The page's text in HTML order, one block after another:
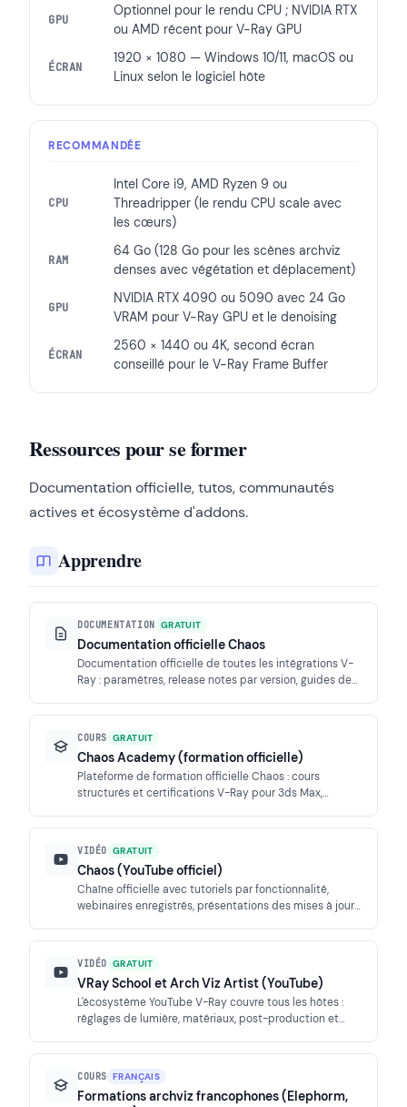
GPU
Optionnel pour le rendu CPU ; NVIDIA RTX
ou AMD récent pour V-Ray GPU
ÉCRAN
1920 × 1080 — Windows 10/11, macOS ou
Linux selon le logiciel hôte
RECOMMANDÉE
CPU
Intel Core i9, AMD Ryzen 9 ou
Threadripper (le rendu CPU scale avec
les cœurs)
RAM
64 Go (128 Go pour les scènes archviz
denses avec végétation et déplacement)
GPU
NVIDIA RTX 4090 ou 5090 avec 24 Go
VRAM pour V-Ray GPU et le denoising
ÉCRAN
2560 × 1440 ou 4K, second écran
conseillé pour le V-Ray Frame Buffer
Ressources pour se former
Documentation officielle, tutos, communautés
actives et écosystème d'addons.
Apprendre
DOCUMENTATION GRATUIT
Documentation officielle Chaos
Documentation officielle de toutes les intégrations V-
Ray : paramètres, release notes par version, guides de
mise à jour.
COURS GRATUIT
Chaos Academy (formation officielle)
Plateforme de formation officielle Chaos : cours
structurés et certifications V-Ray pour 3ds Max,
professionnel.
VIDÉO GRATUIT
Chaos (YouTube officiel)
Chaîne officielle avec tutoriels par fonctionnalité,
webinaires enregistrés, présentations des mises à jour
VIDÉO GRATUIT
VRay School et Arch Viz Artist (YouTube)
L'écosystème YouTube V-Ray couvre tous les hôtes :
réglages de lumière, matériaux, post-production et
français.
COURS FRANÇAIS
Formations archviz francophones (Elephorm,